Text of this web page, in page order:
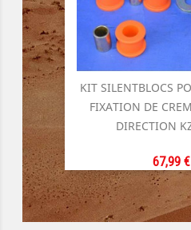
KIT SILENTBLOCS
FIXATION DE
DIRECTION
Prix
67,99 €
Aperçu